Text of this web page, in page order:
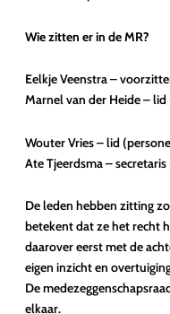
Wie zitten er in de MR?
Eelkje Veenstra –
Marnel van der Heide –
Wouter Vries – lid
Ate Tjeerdsma –
De leden hebben zitting
betekent dat ze het recht
daarover eerst met de
eigen inzicht en
De
elkaar.